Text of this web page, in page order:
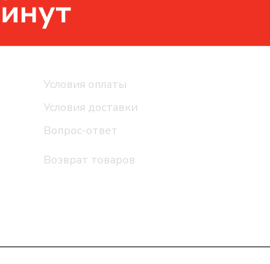
Условия оплаты
Условия доставки
Вопрос-ответ
Возврат товаров